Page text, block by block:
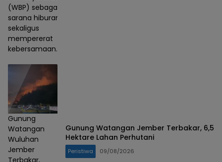
(WBP) sebagai
sarana hiburan
sekaligus
mempererat
kebersamaan.
Gunung
Watangan
Wuluhan
Jember
Terbakar,
Gunung Watangan Jember Terbakar, 6,5
Hektare Lahan Perhutani
Peristiwa 09/08/2026